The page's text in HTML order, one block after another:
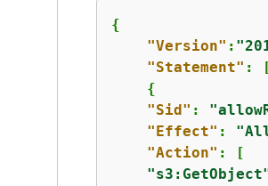
{
"Version" :
"Statement" :
{
"Sid" :
"Effect" :
"Action" : [